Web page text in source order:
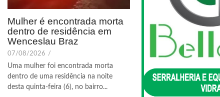
Mulher é encontrada morta
dentro de residência em
Wenceslau Braz
07/08/2026 /
Uma mulher foi encontrada morta
dentro de uma residência na noite
desta quinta-feira (6), no bairro...